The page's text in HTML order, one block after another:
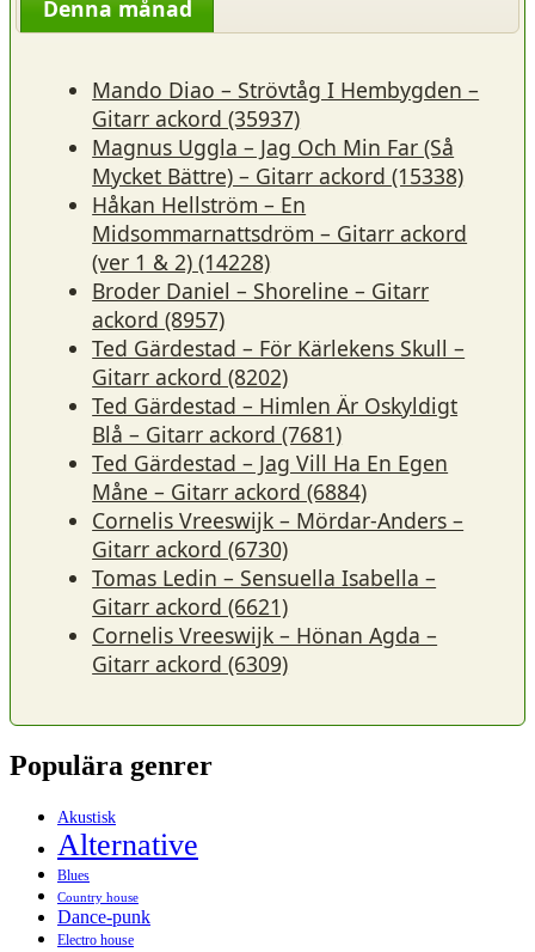
Denna månad
Mando Diao – Strövtåg I Hembygden –
Gitarr ackord (35937)
Magnus Uggla – Jag Och Min Far (Så
Mycket Bättre) – Gitarr ackord (15338)
Håkan Hellström – En
Midsommarnattsdröm – Gitarr ackord
(ver 1 & 2) (14228)
Broder Daniel – Shoreline – Gitarr
ackord (8957)
Ted Gärdestad – För Kärlekens Skull –
Gitarr ackord (8202)
Ted Gärdestad – Himlen Är Oskyldigt
Blå – Gitarr ackord (7681)
Ted Gärdestad – Jag Vill Ha En Egen
Måne – Gitarr ackord (6884)
Cornelis Vreeswijk – Mördar-Anders –
Gitarr ackord (6730)
Tomas Ledin – Sensuella Isabella –
Gitarr ackord (6621)
Cornelis Vreeswijk – Hönan Agda –
Gitarr ackord (6309)
Populära genrer
Akustisk
Alternative
Blues
Country house
Dance-punk
Electro house